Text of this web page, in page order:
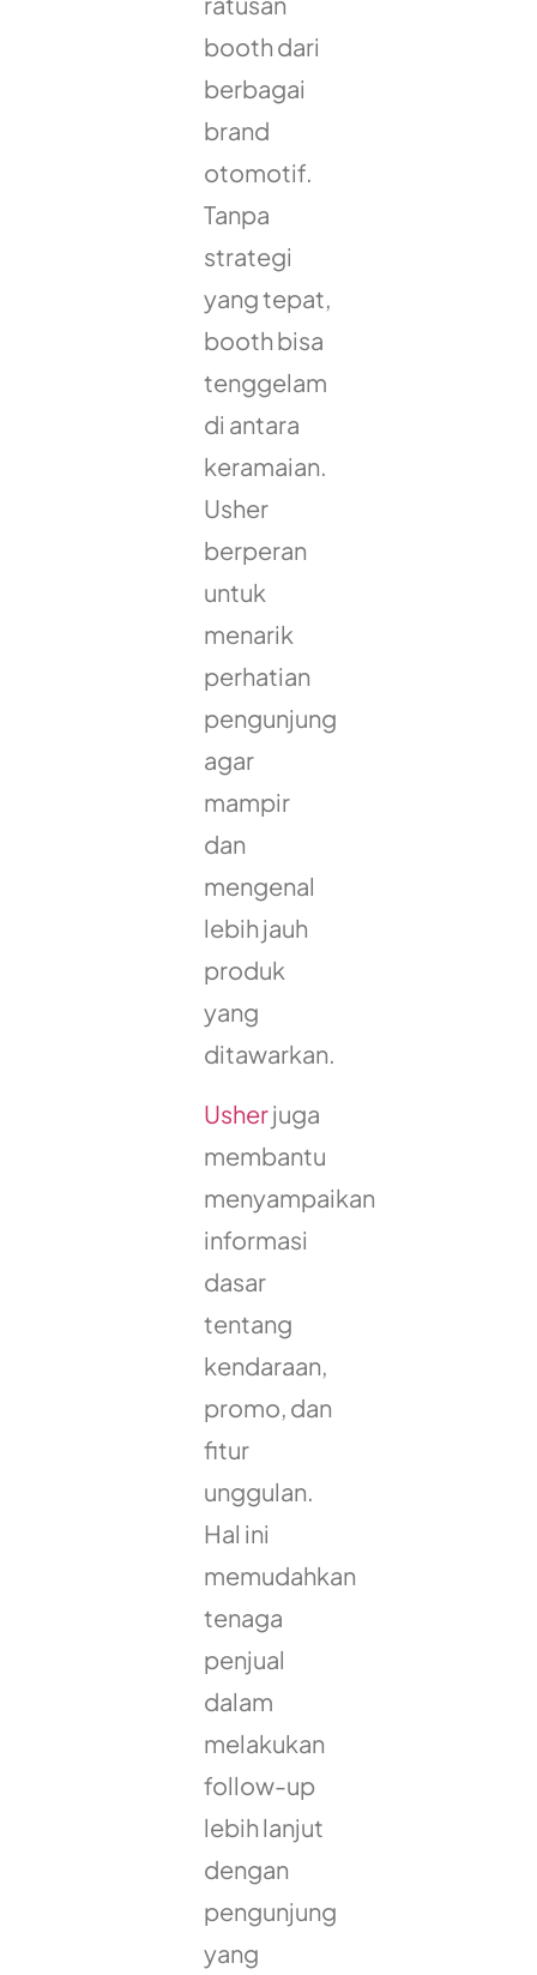
booth dari
berbagai
brand
otomotif.
Tanpa
strategi
yang tepat,
booth bisa
tenggelam
di antara
keramaian.
Usher
berperan
untuk
menarik
perhatian
pengunjung
agar
mampir
dan
mengenal
lebih jauh
produk
yang
ditawarkan.
Usherjuga
membantu
menyampaikan
informasi
dasar
tentang
kendaraan,
promo, dan
fitur
unggulan.
Hal ini
memudahkan
tenaga
penjual
dalam
melakukan
follow-up
lebih lanjut
dengan
pengunjung
yang